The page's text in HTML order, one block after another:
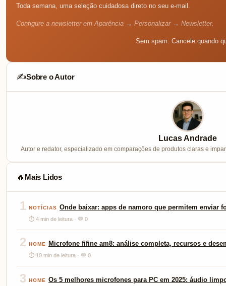
Toda semana, uma seleção cuidadosa direto no seu e-mail.
Configure a newsletter em Aparência → Personalizar → Newsletter.
Sem spam. Cancele quando
✍️Sobre o Autor
Lucas Andrade
Autor e redator, especializado em comparações de produtos claras e
🔥 Mais Lidos
1 NOTÍCIAS Onde baixar: apps de namoro que permitem enviar
⏱ 4 min de leitura · 💬 0
2 HOME Microfone fifine am8: análise completa, recursos e
⏱ 10 min de leitura · 💬 0
3 HOME Os 5 melhores microfones para PC em 2025: áudio